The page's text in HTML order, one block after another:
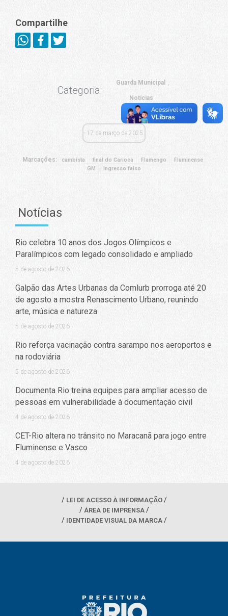
Compartilhe
Categoria:
Guarda Municipal
Notícias
17 de março de 2025
Marcações: cambista final do Carioca Flamengo
Fluminense
GM
ingresso falso
Notícias
Rio celebra 10 anos dos Jogos Olímpicos e
Paralímpicos com legado consolidado e ampliado
5 de agosto de 2026
Galpão das Artes Urbanas da Comlurb prorroga até 20
de agosto a mostra Renascimento Urbano, reunindo
arte, música e natureza
5 de agosto de 2026
Rio reforça vacinação contra sarampo nos aeroportos e
na rodoviária
5 de agosto de 2026
Documenta Rio treina equipes para ampliar acesso de
pessoas em vulnerabilidade à documentação civil
4 de agosto de 2026
CET-Rio altera no trânsito no Maracanã para jogo entre
Fluminense e Vasco
4 de agosto de 2026
LEI DE ACESSO À INFORMAÇÃO
ÁREA DE IMPRENSA
IDENTIDADE VISUAL DA MARCA